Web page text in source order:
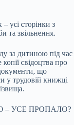
усі сторінки з
та звільнення.
за дитиною під час
свідоцтва про
що
у трудовій книжці
– УСЕ ПРОПАЛО?